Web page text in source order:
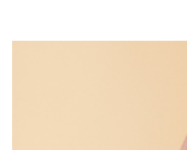
4.訂單成立30分鐘內，
消。如遇「轉專審核」
1.分期款項不併入電信
１．簡單：不需註冊會
２．便利：只要手機號
３．安心：先確認商品
【「AFTEE先享後付」
每筆NT$120，滿